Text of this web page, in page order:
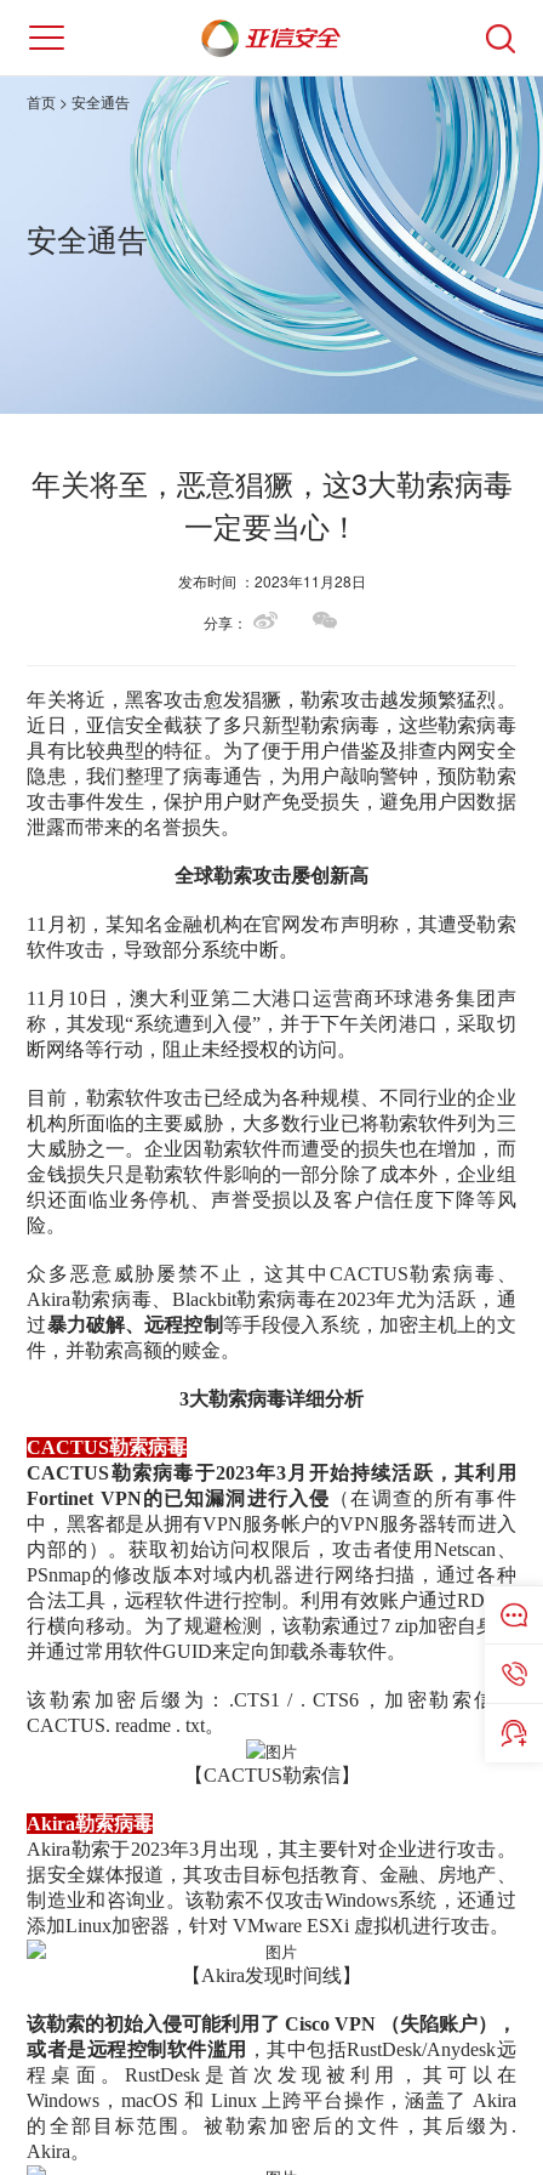
首页 > 安全通告
安全通告
年关将至，恶意猖獗，这3大勒索病毒
一定要当心！
发布时间 ：2023年11月28日
分享：
年关将近，黑客攻击愈发猖獗，勒索攻击越发频繁猛烈。
近日，亚信安全截获了多只新型勒索病毒，这些勒索病毒
具有比较典型的特征。为了便于用户借鉴及排查内网安全
隐患，我们整理了病毒通告，为用户敲响警钟，预防勒索
攻击事件发生，保护用户财产免受损失，避免用户因数据
泄露而带来的名誉损失。
全球勒索攻击屡创新高
11月初，某知名金融机构在官网发布声明称，其遭受勒索
软件攻击，导致部分系统中断。
11月10日，澳大利亚第二大港口运营商环球港务集团声
称，其发现“系统遭到入侵”，并于下午关闭港口，采取切
断网络等行动，阻止未经授权的访问。
目前，勒索软件攻击已经成为各种规模、不同行业的企业
机构所面临的主要威胁，大多数行业已将勒索软件列为三
大威胁之一。企业因勒索软件而遭受的损失也在增加，而
金钱损失只是勒索软件影响的一部分除了成本外，企业组
织还面临业务停机、声誉受损以及客户信任度下降等风
险。
众多恶意威胁屡禁不止，这其中CACTUS勒索病毒、
Akira勒索病毒、Blackbit勒索病毒在2023年尤为活跃，通
过暴力破解、远程控制等手段侵入系统，加密主机上的文
件，并勒索高额的赎金。
3大勒索病毒详细分析
CACTUS勒索病毒
CACTUS勒索病毒于2023年3月开始持续活跃，其利用
Fortinet VPN的已知漏洞进行入侵 （在调查的所有事件
中，黑客都是从拥有VPN服务帐户的VPN服务器转而进入
内部的）。获取初始访问权限后，攻击者使用Netscan、
PSnmap的修改版本对域内机器进行网络扫描，通过各种
合法工具，远程软件进行控制。利用有效账户通过RDP进
行横向移动。为了规避检测，该勒索通过7 zip加密自身，
并通过常用软件GUID来定向卸载杀毒软件。
该勒索加密后缀为：.CTS1 / . CTS6，加密勒索信：
CACTUS. readme . txt。
【CACTUS勒索信】
Akira勒索病毒
Akira勒索于2023年3月出现，其主要针对企业进行攻击。
据安全媒体报道，其攻击目标包括教育、金融、房地产、
制造业和咨询业。该勒索不仅攻击Windows系统，还通过
添加Linux加密器，针对 VMware ESXi 虚拟机进行攻击。
【Akira发现时间线】
该勒索的初始入侵可能利用了 Cisco VPN （失陷账户），
或者是远程控制软件滥用
，其中包括RustDesk/Anydesk远
程桌面。RustDesk是首次发现被利用，其可以在
Windows，macOS 和 Linux 上跨平台操作，涵盖了 Akira
的全部目标范围。被勒索加密后的文件，其后缀为.
Akira。